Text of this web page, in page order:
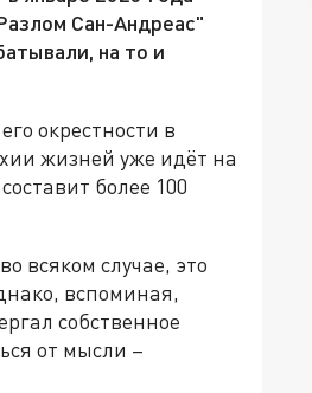
Сан-Андреас"
на то и
окрестности в
жизней уже идёт на
более 100
всяком случае, это
вспоминая,
собственное
от мысли –